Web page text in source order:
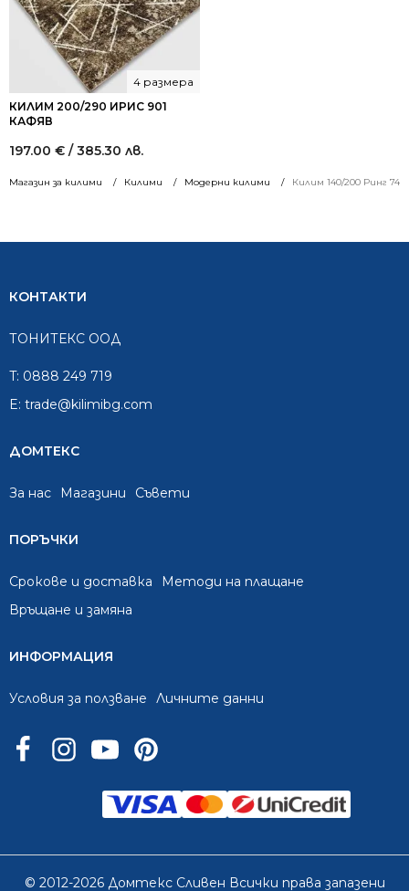
Магазин за килими Килими Модерни килими Килим 140/200 Ринг 743
КИЛИМ 200/290 ИРИС 901
КАФЯВ
4 размера
197.00 € / 385.30 лв.
КОНТАКТИ
ТОНИТЕКС ООД
T: 0888 249 719
E: trade@kilimibg.com
ДОМТЕКС
За нас Mагазини Съвети
ПОРЪЧКИ
Срокове и доставка
Методи на плащане
Връщане и замяна
ИНФОРМАЦИЯ
Условия за ползване Личните данни
© 2012-2026 Домтекс Сливен Всички права запазени